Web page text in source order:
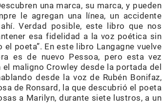
una marca, su marca, y pueden
le agregan una línea, un accidente
Verdad posible, este libro que nos
esa fidelidad a la voz poética sin
poeta”. En este libro Langagne vuelve
es de nuevo Pessoa, pero esta vez
maligno Crowley desde la portada del
desde la voz de Rubén Bonifaz,
de Ronsard, la que descubrió el poeta
a Marilyn, durante siete lustros, a un